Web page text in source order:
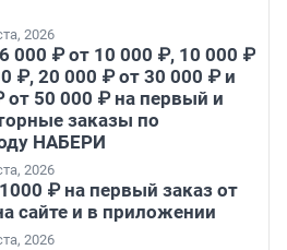
2026
000 ₽ от 10 000 ₽, 10 000 ₽
₽, 20 000 ₽ от 30 000 ₽ и
от 50 000 ₽ на первый и
заказы по
НАБЕРИ
2026
₽ на первый заказ от
сайте и в приложении
2026